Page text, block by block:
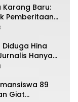
Baru:
Pemberitaan
Diduga Hina
Hanya
Dugaan
89
Giat